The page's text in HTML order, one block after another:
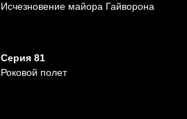
Исчезновение майора Гайворона
Серия 81
Роковой полет